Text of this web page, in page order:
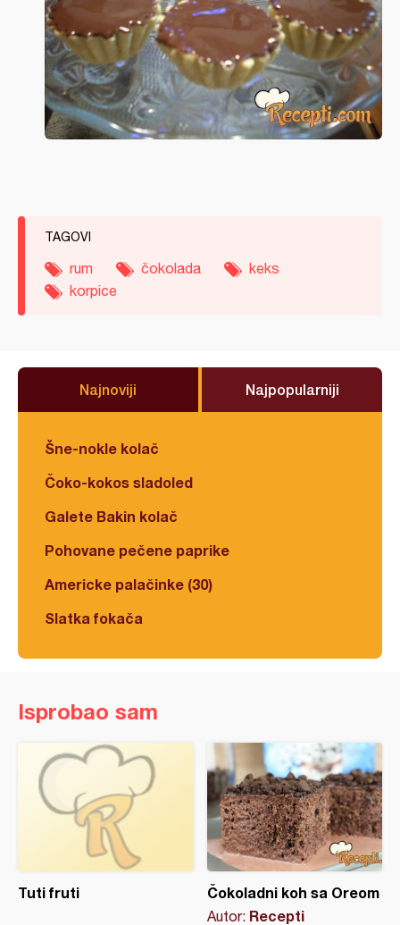
TAGOVI
rum čokolada
keks
korpice
Najnoviji Najpopularniji
Šne-nokle kolač
Čoko-kokos sladoled
Galete Bakin kolač
Pohovane pečene paprike
Americke palačinke (30)
Slatka fokača
Isprobao sam
Tuti fruti Čokoladni koh sa Oreom
Autor: Recepti